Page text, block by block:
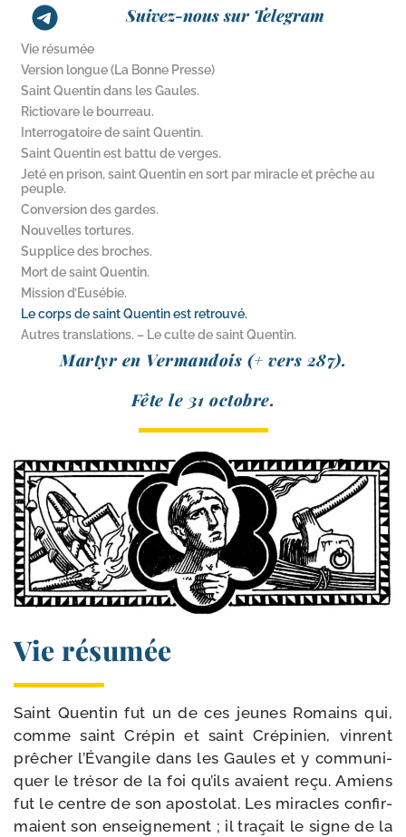
Suivez-nous sur Telegram
Vie résumée
Version longue (La Bonne Presse)
Saint Quentin dans les Gaules.
Rictiovare le bourreau.
Interrogatoire de saint Quentin.
Saint Quentin est battu de verges.
Jeté en prison, saint Quentin en sort par miracle et prêche au
peuple.
Conversion des gardes.
Nouvelles tortures.
Supplice des broches.
Mort de saint Quentin.
Mission d’Eusébie.
Le corps de saint Quentin est retrouvé.
Autres translations. – Le culte de saint Quentin.
Martyr en Vermandois (+ vers 287).
Fête le 31 octobre.
Vie résumée
Saint Quentin fut un de ces jeunes Romains qui,
comme saint Crépin et saint Crépinien, vinrent
prê­cher l’Évangile dans les Gaules et y com­mu­ni­
quer le tré­sor de la foi qu’ils avaient reçu. Amiens
fut le centre de son apos­to­lat. Les miracles confir­
maient son ensei­gne­ment ; il tra­çait le signe de la